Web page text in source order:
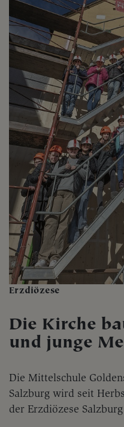
Erzdiözese
Die Kirche
und junge
Die Mittelschule
Salzburg wird seit
der Erzdiözese